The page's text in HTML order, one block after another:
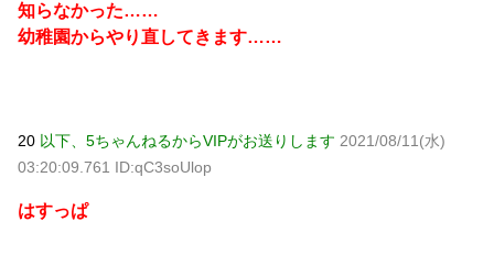
知らなかった……
幼稚園からやり直してきます……
20 以下、5ちゃんねるからVIPがお送りします 2021/08/11(水)
03:20:09.761 ID:qC3soUlop
はすっぱ